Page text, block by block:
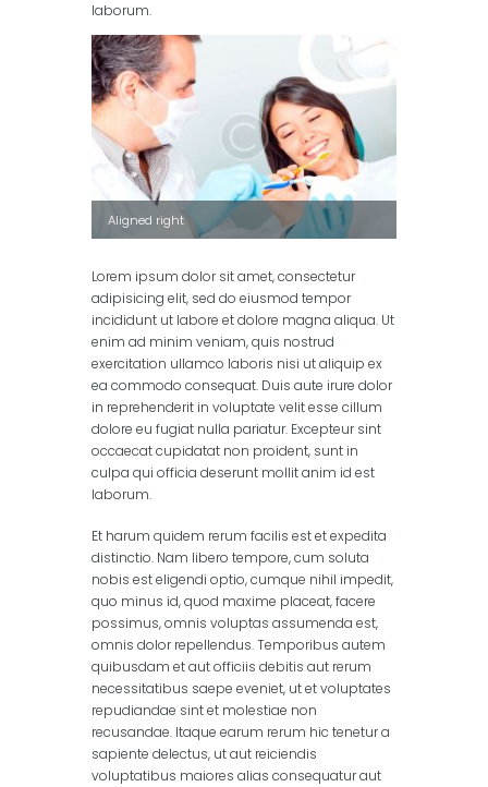
laborum.
Aligned right
Lorem ipsum dolor sit amet, consectetur
adipisicing elit, sed do eiusmod tempor
incididunt ut labore et dolore magna aliqua. Ut
enim ad minim veniam, quis nostrud
exercitation ullamco laboris nisi ut aliquip ex
ea commodo consequat. Duis aute irure dolor
in reprehenderit in voluptate velit esse cillum
dolore eu fugiat nulla pariatur. Excepteur sint
occaecat cupidatat non proident, sunt in
culpa qui officia deserunt mollit anim id est
laborum.
Et harum quidem rerum facilis est et expedita
distinctio. Nam libero tempore, cum soluta
nobis est eligendi optio, cumque nihil impedit,
quo minus id, quod maxime placeat, facere
possimus, omnis voluptas assumenda est,
omnis dolor repellendus. Temporibus autem
quibusdam et aut officiis debitis aut rerum
necessitatibus saepe eveniet, ut et voluptates
repudiandae sint et molestiae non
recusandae. Itaque earum rerum hic tenetur a
sapiente delectus, ut aut reiciendis
voluptatibus maiores alias consequatur aut